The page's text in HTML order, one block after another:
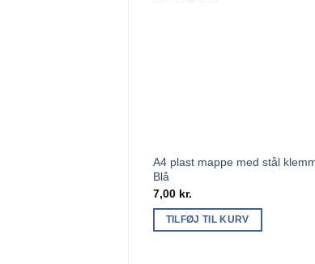
A4 plast mappe med stål
Blå
7,00 kr.
TILFØJ TIL KURV